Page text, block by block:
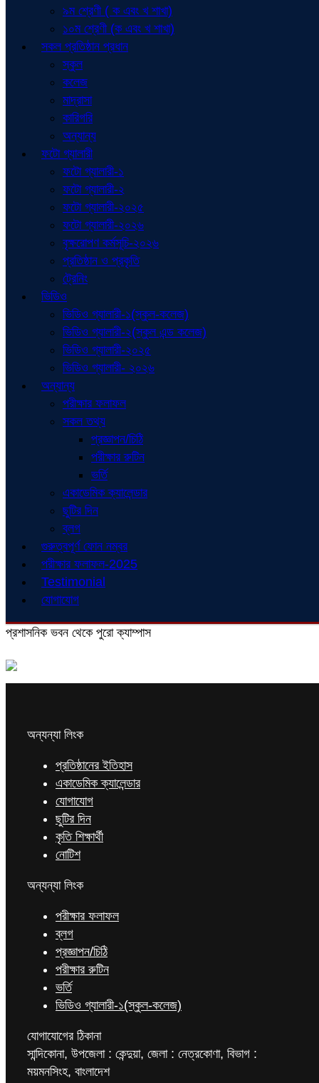
৯ম শ্রেণী ( ক এবং খ শাখা)
১০ম শ্রেণী (ক এবং খ শাখা)
সকল প্রতিষ্ঠান প্রধান
স্কুল
কলেজ
মাদ্রাসা
কারিগরি
অন্যান্য
ফটো গ্যালারী
ফটো গ্যালারী-১
ফটো গ্যালারী-২
ফটো গ্যালারী-২০২৫
ফটো গ্যালারী-২০২৬
বৃক্ষরোপণ কর্মসূচি-২০২৬
প্রতিষ্ঠান ও প্রকৃতি
ট্রেনিং
ভিডিও
ভিডিও গ্যালারী-১(স্কুল-কলেজ)
ভিডিও গ্যালারী-২(স্কুল এন্ড কলেজ)
ভিডিও গ্যালারী-২০২৫
ভিডিও গ্যালারী- ২০২৬
অন্যান্য
পরীক্ষার ফলাফল
সকল তথ্য
প্রজ্ঞাপন/চিঠি
পরীক্ষার রুটিন
ভর্তি
একাডেমিক ক্যালেন্ডার
ছুটির দিন
ব্লগ
গুরুত্বপূর্ণ ফোন নম্বর
পরীক্ষার ফলাফল-2025
Testimonial
যোগাযোগ
প্রশাসনিক ভবন থেকে পুরো ক্যাম্পাস
অন্যন্যা লিংক
প্রতিষ্ঠানের ইতিহাস
একাডেমিক ক্যালেন্ডার
যোগাযোগ
ছুটির দিন
কৃতি শিক্ষার্থী
নোটিশ
অন্যন্যা লিংক
পরীক্ষার ফলাফল
ব্লগ
প্রজ্ঞাপন/চিঠি
পরীক্ষার রুটিন
ভর্তি
ভিডিও গ্যালারী-১(স্কুল-কলেজ)
যোগাযোগের ঠিকানা
সান্দিকোনা, উপজেলা : কেন্দুয়া, জেলা : নেত্রকোণা, বিভাগ :
ময়মনসিংহ, বাংলাদেশ